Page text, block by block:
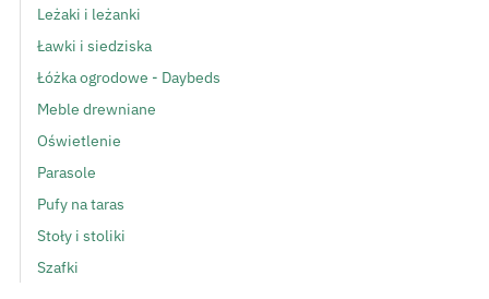
Leżaki i leżanki
Ławki i siedziska
Łóżka ogrodowe - Daybeds
Meble drewniane
Oświetlenie
Parasole
Pufy na taras
Stoły i stoliki
Szafki